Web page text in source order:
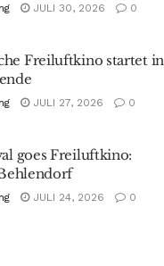
JULI 30, 2026
0
Freiluftkino startet in
JULI 27, 2026
0
goes Freiluftkino:
JULI 24, 2026
0